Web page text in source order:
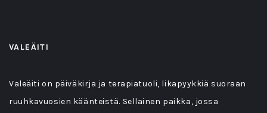
VALEÄITI
Valeäiti on päiväkirja ja terapiatuoli, likapyykkiä suoraan
ruuhkavuosien käänteistä. Sellainen paikka, jossa